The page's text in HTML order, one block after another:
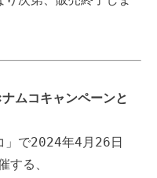
ムコキャンペーンと
」で2024年4月26日
る、